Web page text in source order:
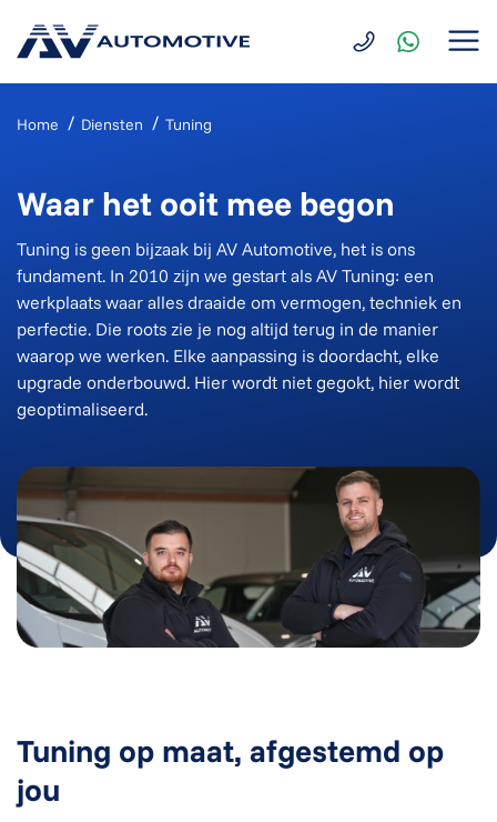
Home Diensten Tuning
Waar het ooit mee begon
Tuning is geen bijzaak bij AV Automotive, het is ons
fundament. In 2010 zijn we gestart als AV Tuning: een
werkplaats waar alles draaide om vermogen, techniek en
perfectie. Die roots zie je nog altijd terug in de manier
waarop we werken. Elke aanpassing is doordacht, elke
upgrade onderbouwd. Hier wordt niet gegokt, hier wordt
geoptimaliseerd.
Tuning op maat, afgestemd op
jou